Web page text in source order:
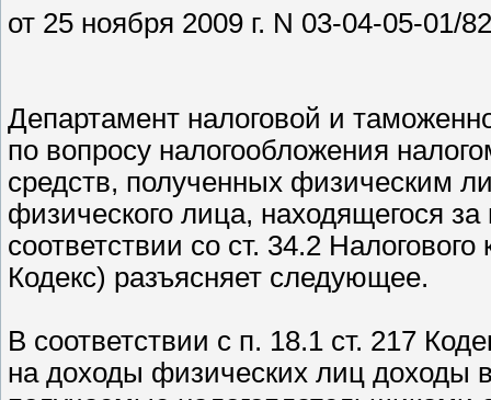
от 25 ноября 2009 г. N 03-04-05-01/
Департамент налоговой и
по вопросу налогообложения
средств, полученных физическим
физического лица, находящегося
соответствии со ст. 34.2
Кодекс) разъясняет следующее.
В соответствии с п. 18.1 ст. 217
на доходы физических лиц доходы